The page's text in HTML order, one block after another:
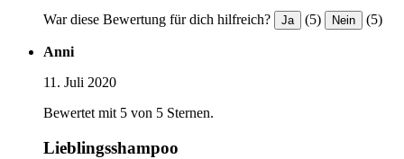
War diese Bewertung für dich hilfreich? Ja (5) Nein (5)
Anni
11. Juli 2020
Bewertet mit 5 von 5 Sternen.
Lieblingsshampoo